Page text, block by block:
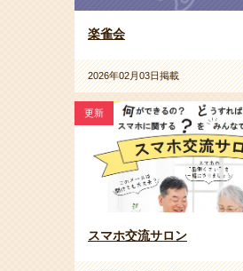
楽雀会
2026年02月03日掲載
更新
スマホ交流サロン